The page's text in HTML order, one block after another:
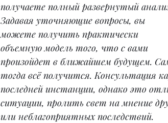
получаете полный развернутый
Задавая уточняющие вопросы, вы
можете получить практически
объемную модель того, что с вами
произойдет в ближайшем будущем.
тогда всё получится. Консультация
последней инстанции, однако это
ситуации, пролить свет на мнение
или неблагоприятных последствий.